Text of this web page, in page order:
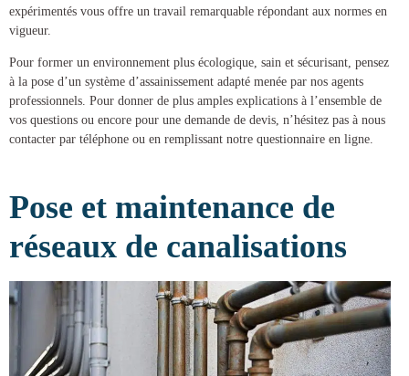
expérimentés vous offre un travail remarquable répondant aux normes en
vigueur.
Pour former un environnement plus écologique, sain et sécurisant, pensez
à la pose d’un système d’assainissement adapté menée par nos agents
professionnels. Pour donner de plus amples explications à l’ensemble de
vos questions ou encore pour une demande de devis, n’hésitez pas à nous
contacter par téléphone ou en remplissant notre questionnaire en ligne.
Pose et maintenance de
réseaux de canalisations